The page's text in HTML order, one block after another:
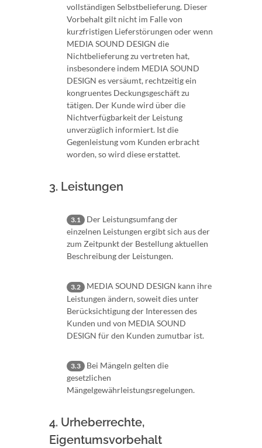
vollständigen Selbstbelieferung. Dieser
Vorbehalt gilt nicht im Falle von
kurzfristigen Lieferstörungen oder wenn
MEDIA SOUND DESIGN die
Nichtbelieferung zu vertreten hat,
insbesondere indem MEDIA SOUND
DESIGN es versäumt, rechtzeitig ein
kongruentes Deckungsgeschäft zu
tätigen. Der Kunde wird über die
Nichtverfügbarkeit der Leistung
unverzüglich informiert. Ist die
Gegenleistung vom Kunden erbracht
worden, so wird diese erstattet.
3. Leistungen
3.1
Der Leistungsumfang der
einzelnen Leistungen ergibt sich aus der
zum Zeitpunkt der Bestellung aktuellen
Beschreibung der Leistungen.
3.2
MEDIA SOUND DESIGN kann ihre
Leistungen ändern, soweit dies unter
Berücksichtigung der Interessen des
Kunden und von MEDIA SOUND
DESIGN für den Kunden zumutbar ist.
3.3
Bei Mängeln gelten die
gesetzlichen
Mängelgewährleistungsregelungen.
4. Urheberrechte,
Eigentumsvorbehalt